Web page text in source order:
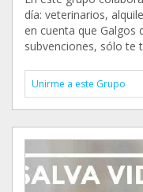
día: veterinarios,
en cuenta que Galgos
subvenciones, sólo te
Unirme a este Grupo